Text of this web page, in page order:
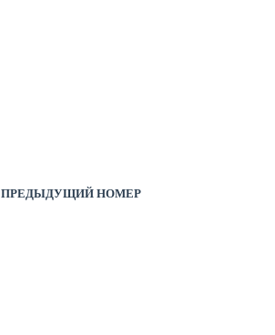
ПРЕДЫДУЩИЙ НОМЕР